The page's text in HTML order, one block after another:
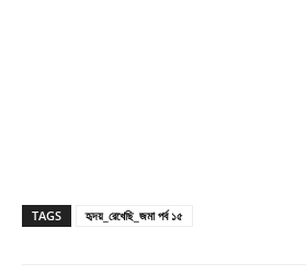
TAGS হৃদয়_রেখেছি_জমা পর্ব ১৫